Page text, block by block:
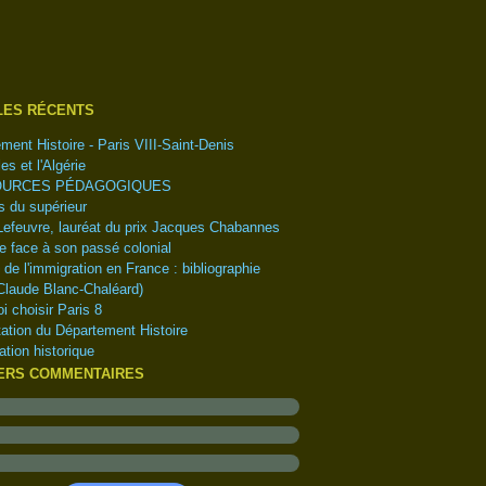
(1)
(6)
(2)
(1)
(5)
(2)
(1)
(5)
RÉCENTS
Histoire - Paris VIII-Saint-Denis
et l'Algérie
PÉDAGOGIQUES
du supérieur
lauréat du prix Jacques Chabannes
face à son passé colonial
de l'immigration en France : bibliographie
Blanc-Chaléard)
choisir Paris 8
du Département Histoire
historique
COMMENTAIRES